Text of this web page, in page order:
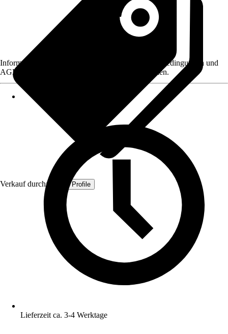
Verkauf durch: Quest Profile
Informationen des Verkäufers, wie z. B. Rückgabebedingungen und
AGB, finden Sie bei Klick auf den Verkäufernamen.
Lieferzeit ca. 3-4 Werktage